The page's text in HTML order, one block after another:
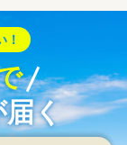
！
届く